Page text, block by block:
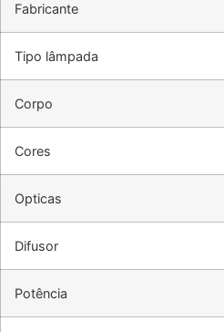
Fabricante
Tipo lâmpada
Corpo
Cores
Opticas
Difusor
Potência